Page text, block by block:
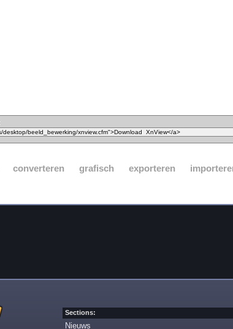
converteren grafisch exporteren
Sections:
Nieuws